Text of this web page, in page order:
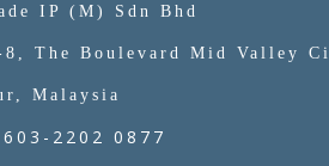
IP (M) Sdn Bhd
8, The Boulevard Mid Valley
Malaysia
2202 0877